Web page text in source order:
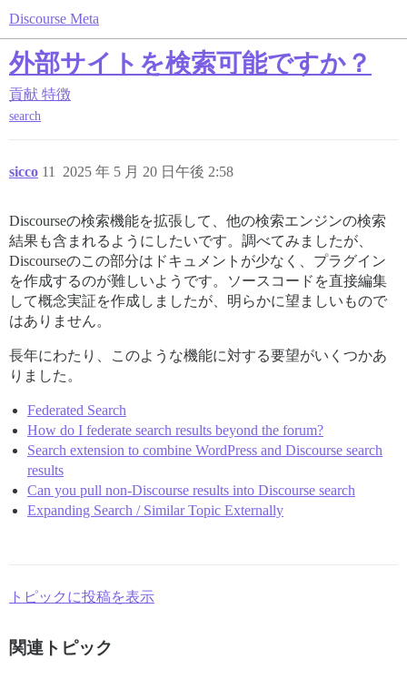
Discourse Meta
外部サイトを検索可能ですか？
貢献 特徴
search
sicco 2025 年 5 月 20 日午後 2:58
11
Discourseの検索機能を拡張して、他の検索エンジンの検索
結果も含まれるようにしたいです。調べてみましたが、
Discourseのこの部分はドキュメントが少なく、プラグイン
を作成するのが難しいようです。ソースコードを直接編集
して概念実証を作成しましたが、明らかに望ましいもので
はありません。
長年にわたり、このような機能に対する要望がいくつかあ
りました。
Federated Search
How do I federate search results beyond the forum?
Search extension to combine WordPress and Discourse search
results
Can you pull non-Discourse results into Discourse search
Expanding Search / Similar Topic Externally
トピックに投稿を表示
関連トピック